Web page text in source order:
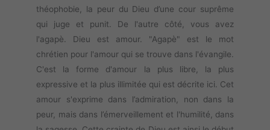
théophobie, la peur du Dieu d’une cour suprême
qui juge et punit. De l'autre côté, vous avez
l'agapè. Dieu est amour. "Agapè" est le mot
chrétien pour l'amour qui se trouve dans l'évangile.
C'est la forme d'amour la plus libre, la plus
expressive et la plus illimitée qui est décrite ici. Cet
amour s'exprime dans l’admiration, non dans la
peur, mais dans l’émerveillement et l'humilité, dans